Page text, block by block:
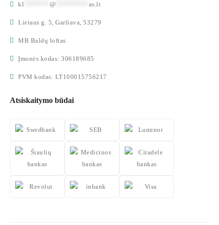
kl @ as.lt
Lietaus g. 5, Garliava, 53279
MB Baldų loftas
Įmonės kodas: 306189685
PVM kodas: LT100015756217
Atsiskaitymo būdai